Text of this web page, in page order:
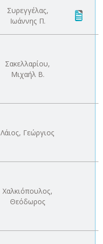
Συρεγγέλας,
Ιωάννης Π.
Σακελλαρίου,
Μιχαήλ Β.
Λάιος, Γεώργιος
Χαλκιόπουλος,
Θεόδωρος